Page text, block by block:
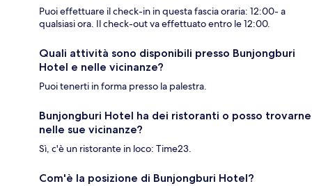
Puoi effettuare il check-in in questa fascia oraria: 12:00- a
qualsiasi ora. Il check-out va effettuato entro le 12:00.
Quali attività sono disponibili presso Bunjongburi
Hotel e nelle vicinanze?
Puoi tenerti in forma presso la palestra.
Bunjongburi Hotel ha dei ristoranti o posso trovarne
nelle sue vicinanze?
Sì, c'è un ristorante in loco: Time23.
Com'è la posizione di Bunjongburi Hotel?